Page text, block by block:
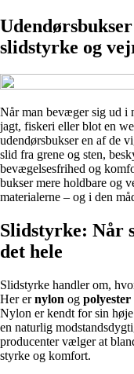
slidstyrke og
Når man bevæger sig ud i
jagt, fiskeri eller blot en
udendørsbukser en af de
slid fra grene og sten,
bevægelsesfrihed og
bukser mere holdbare og
materialerne – og i den
Slidstyrke: Når
det hele
Slidstyrke handler om,
Her ernylon og polyester
Nylon er kendt for sin
en naturlig
producenter vælger at
styrke og komfort.